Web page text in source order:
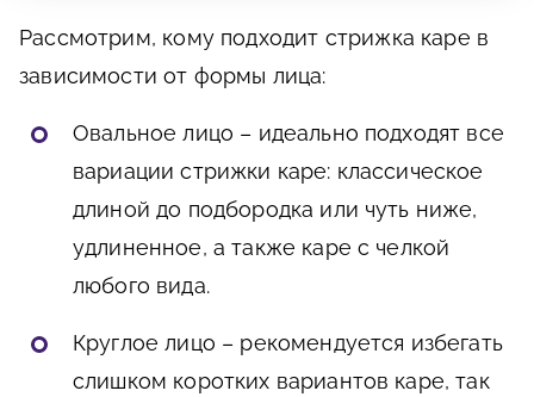
Рассмотрим, кому подходит стрижка каре в
зависимости от формы лица:
Овальное лицо – идеально подходят все
вариации стрижки каре: классическое
длиной до подбородка или чуть ниже,
удлиненное, а также каре с челкой
любого вида.
Круглое лицо – рекомендуется избегать
слишком коротких вариантов каре, так